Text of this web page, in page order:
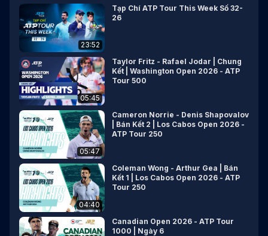
23:52
Tạp Chí ATP Tour This Week Số 32-
26
05:45
Taylor Fritz - Rafael Jodar | Chung
Kết | Washington Open 2026 - ATP
Tour 500
05:47
Cameron Norrie - Denis Shapovalov
| Bán Kết 2 | Los Cabos Open 2026 -
ATP Tour 250
04:40
Coleman Wong - Arthur Gea | Bán
Kết 1 | Los Cabos Open 2026 - ATP
Tour 250
Canadian Open 2026 - ATP Tour
1000 | Ngày 6